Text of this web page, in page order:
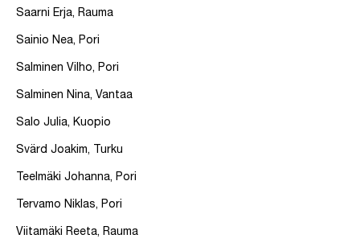
Saarni Erja, Rauma
Sainio Nea, Pori
Salminen Vilho, Pori
Salminen Nina, Vantaa
Salo Julia, Kuopio
Svärd Joakim, Turku
Teelmäki Johanna, Pori
Tervamo Niklas, Pori
Viitamäki Reeta, Rauma